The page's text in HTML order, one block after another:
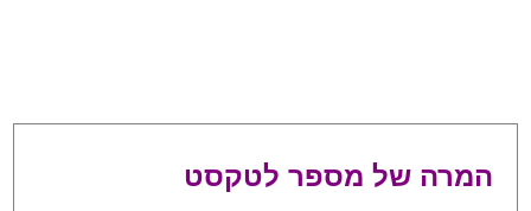
המרה של מספר לטקסט